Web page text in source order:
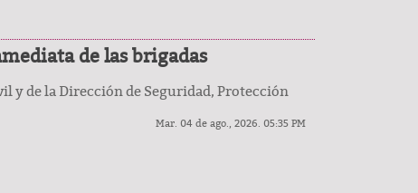
de las brigadas
y de la Dirección de Seguridad, Protección
Mar. 04 de ago., 2026. 05:35 PM